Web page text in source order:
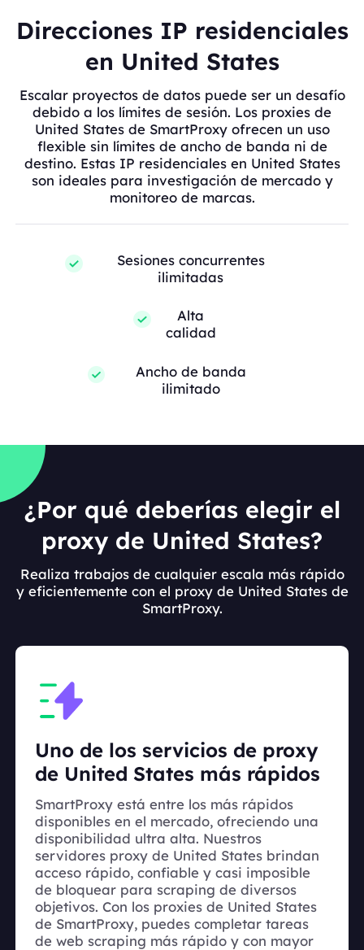
Direcciones IP residenciales
en United States
Escalar proyectos de datos puede ser un desafío
debido a los límites de sesión. Los proxies de
United States de SmartProxy ofrecen un uso
flexible sin límites de ancho de banda ni de
destino. Estas IP residenciales en United States
son ideales para investigación de mercado y
monitoreo de marcas.
Sesiones concurrentes
ilimitadas
Alta
calidad
Ancho de banda
ilimitado
¿Por qué deberías elegir el
proxy de United States?
Realiza trabajos de cualquier escala más rápido
y eficientemente con el proxy de United States de
SmartProxy.
Uno de los servicios de proxy
de United States más rápidos
SmartProxy está entre los más rápidos
disponibles en el mercado, ofreciendo una
disponibilidad ultra alta. Nuestros
servidores proxy de United States brindan
acceso rápido, confiable y casi imposible
de bloquear para scraping de diversos
objetivos. Con los proxies de United States
de SmartProxy, puedes completar tareas
de web scraping más rápido y con mayor